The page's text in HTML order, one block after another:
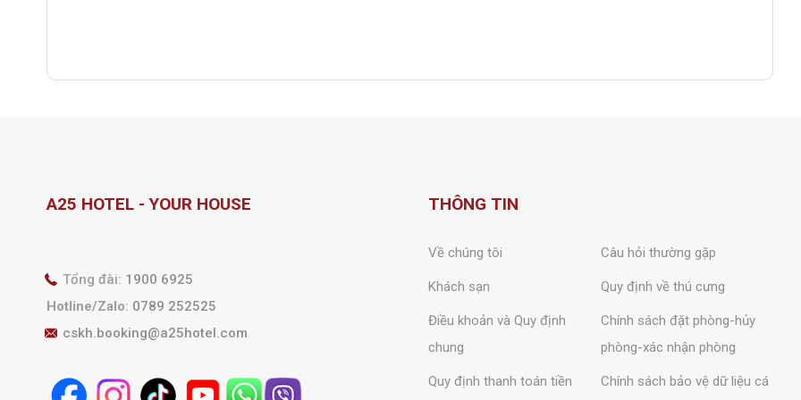
A25 HOTEL - YOUR HOUSE
Tổng đài: 1900 6925
Hotline/Zalo: 0789 252525
cskh.booking@a25hotel.com
THÔNG TIN
Về chúng tôi Câu hỏi thường gặp
Khách sạn Quy định về thú cưng
Điều khoản và Quy định
chung
Chính sách đặt phòng-hủy
phòng-xác nhận phòng
Quy định thanh toán tiền Chính sách bảo vệ dữ liệu cá